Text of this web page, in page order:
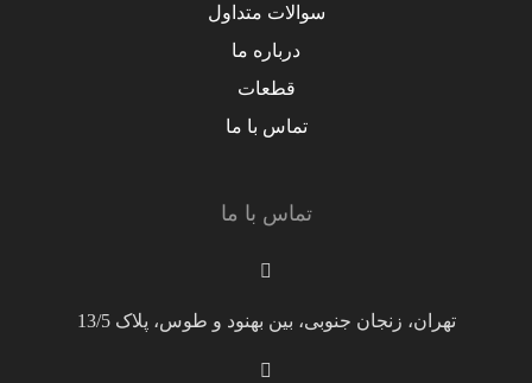
سوالات متداول
درباره ما
قطعات
تماس با ما
تماس با ما
تهران، زنجان جنوبی، بین بهنود و طوس، پلاک 13/5